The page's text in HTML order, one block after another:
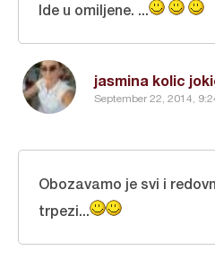
jasmina kolic
September 22, 2014,
Ide u omiljene. ...
Obozavamo je svi i
trpezi...